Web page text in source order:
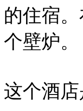
的住宿
个壁炉。
这个酒店